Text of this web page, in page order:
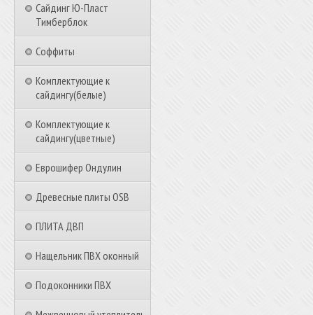
Сайдинг Ю-Пласт
Тимберблок
Соффиты
Комплектующие к
сайдингу(белые)
Комплектующие к
сайдингу(цветные)
Еврошифер Ондулин
Древесные плиты OSB
ПЛИТА ДВП
Нащельник ПВХ оконный
Подоконники ПВХ